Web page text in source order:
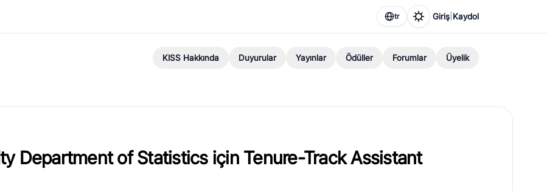
tr Giriş Kaydol
KISS Hakkında Duyurular Yayınlar Ödüller Forumlar Üyelik
Department of Statistics için Tenure-Track Assistant